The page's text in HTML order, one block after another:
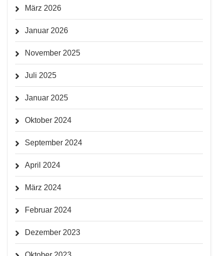
März 2026
Januar 2026
November 2025
Juli 2025
Januar 2025
Oktober 2024
September 2024
April 2024
März 2024
Februar 2024
Dezember 2023